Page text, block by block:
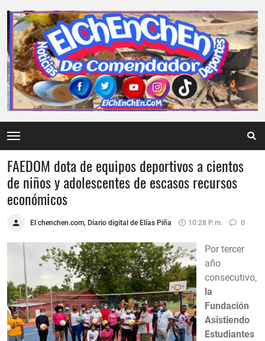
FAEDOM dota de equipos deportivos a cientos
de niños y adolescentes de escasos recursos
económicos
El chenchen.com, Diario digital de Elías Piña 10:28 P. M. 0
Por tercer
año
consecutivo,
la
Fundación
Asistiendo
Estudiantes